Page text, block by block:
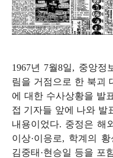
1967년 7월8일, 중앙정
림을 거점으로 한 북괴
에 대한 수사상황을 발
접 기자들 앞에 나와 발
내용이었다. 중정은 해
이상·이응로, 학계의
김중태·현승일 등을 포